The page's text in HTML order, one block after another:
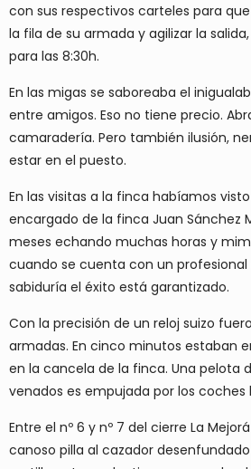
con sus respectivos carteles para
la fila de su armada y agilizar la
para las 8:30h.
En las migas se saboreaba el
entre amigos. Eso no tiene precio.
camaradería. Pero también ilusión,
estar en el puesto.
En las visitas a la finca habíamos
encargado de la finca Juan Sánchez
meses echando muchas horas y
cuando se cuenta con un
sabiduría el éxito está garantizado.
Con la precisión de un reloj suizo
armadas. En cinco minutos estaban
en la cancela de la finca. Una pelota
venados es empujada por los coches
Entre el nº 6 y nº 7 del cierre La
canoso pilla al cazador